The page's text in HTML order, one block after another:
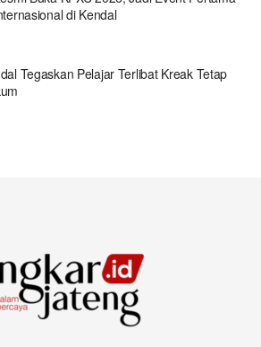
di Kendal
Tegaskan Pelajar Terlibat Kreak Tetap